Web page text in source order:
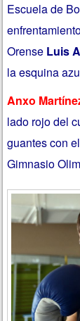
Escuela de
Orense Luis
la esquina
Anxo
lado rojo del
guantes con
Gimnasio